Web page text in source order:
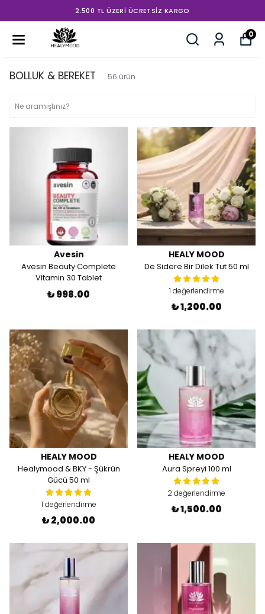
2.500 TL ÜZERI ÜCRETSIZ KARGO
0
BOLLUK & BEREKET 56 ürün
Avesin
Avesin Beauty Complete
Vitamin 30 Tablet
₺ 998.00
HEALY MOOD
De Sidere Bir Dilek Tut 50 ml
1 değerlendirme
₺ 1,200.00
HEALY MOOD
Healymood & BKY - Şükrün
Gücü 50 ml
1 değerlendirme
₺ 2,000.00
HEALY MOOD
Aura Spreyi 100 ml
2 değerlendirme
₺ 1,500.00